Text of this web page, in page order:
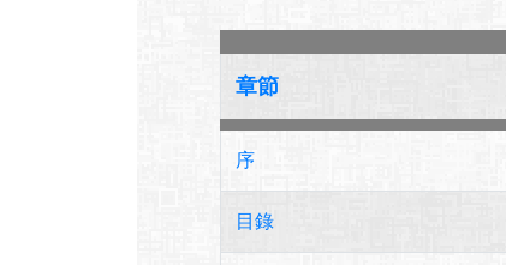
章節
序
目錄